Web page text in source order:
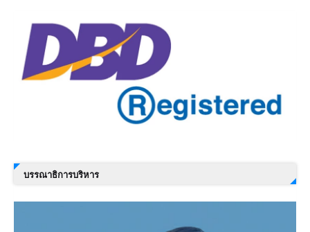
บรรณาธิการบริหาร